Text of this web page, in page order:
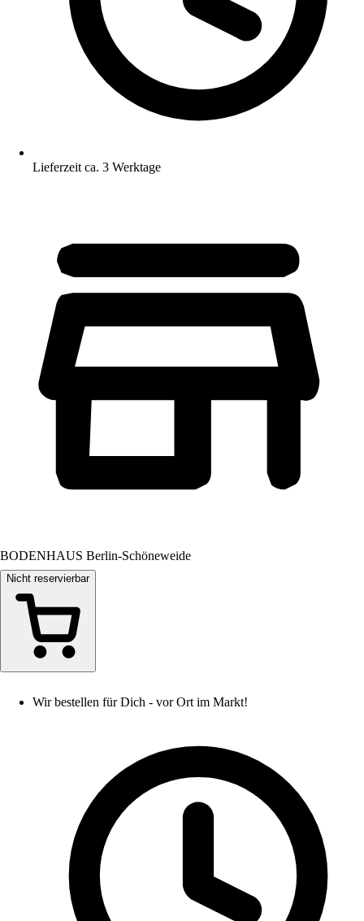
Lieferzeit ca. 3 Werktage
BODENHAUS Berlin-Schöneweide
Nicht reservierbar
Wir bestellen für Dich - vor Ort im Markt!